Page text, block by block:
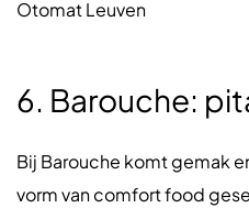
Otomat Leuven
6. Barouche:
Bij Barouche komt gemak
vorm van comfort food